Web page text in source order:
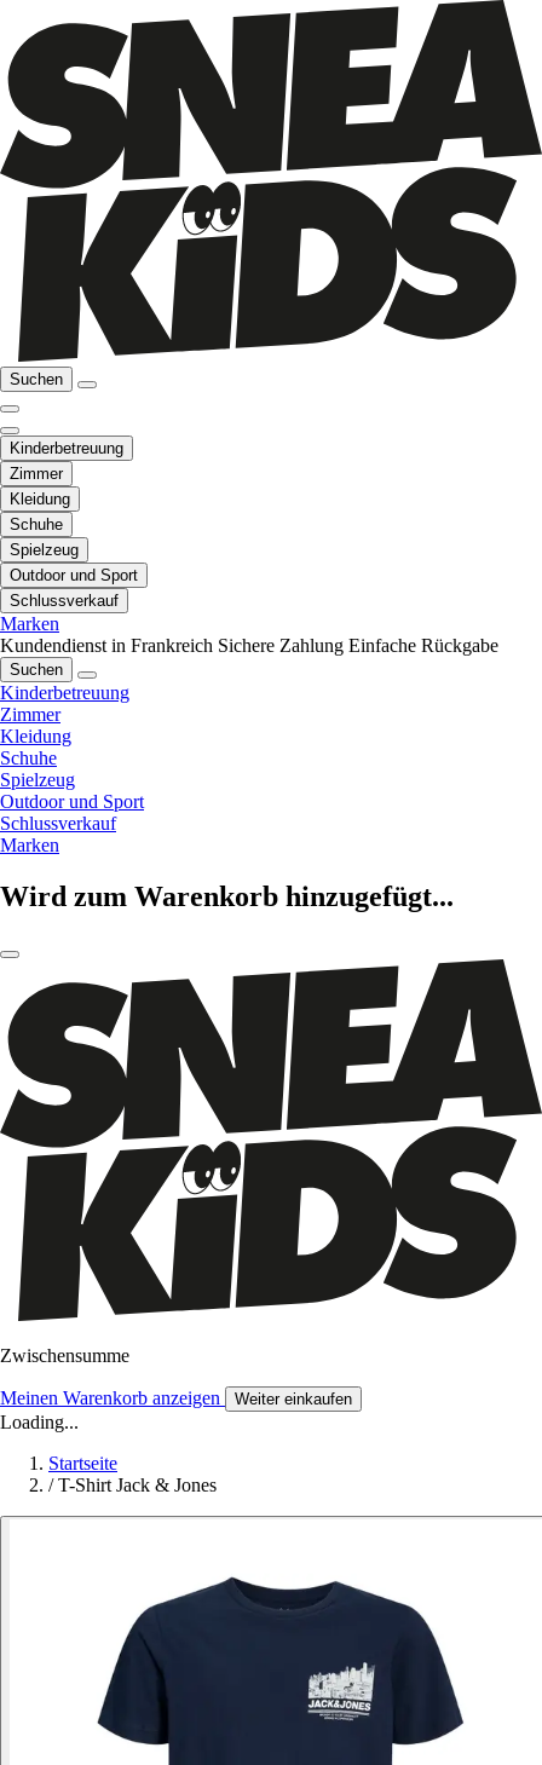
Suchen
Kinderbetreuung
Zimmer
Kleidung
Schuhe
Spielzeug
Outdoor und Sport
Schlussverkauf
Marken
Kundendienst in Frankreich Sichere Zahlung Einfache Rückgabe
Suchen
Kinderbetreuung
Zimmer
Kleidung
Schuhe
Spielzeug
Outdoor und Sport
Schlussverkauf
Marken
Wird zum Warenkorb hinzugefügt...
Zwischensumme
Meinen Warenkorb anzeigen Weiter einkaufen
Loading...
Startseite
/ T-Shirt Jack & Jones